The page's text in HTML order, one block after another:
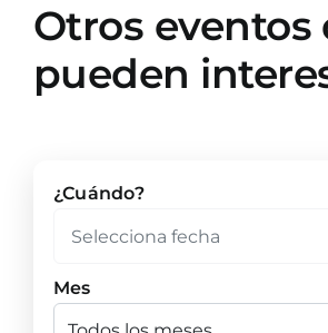
Otros eventos
pueden
¿Cuándo?
Mes